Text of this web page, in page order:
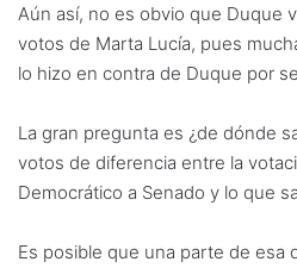
Aún así, no es obvio que Duque
votos de Marta Lucía, pues
lo hizo en contra de Duque por
La gran pregunta es ¿de dónde
votos de diferencia entre la
Democrático a Senado y lo que
Es posible que una parte de esa